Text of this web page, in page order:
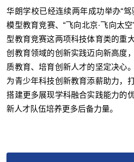
华朗学校已经连续两年成功举办“
模型教育竞赛、“飞向北京·飞向太
型教育竞赛这两项科技体育类的重
创教育领域的创新实践迈向新高度
质教育、培育创新人才的坚定决心
为青少年科技创新教育添薪助力，
搭建更多展现学科融合实践能力的
新人才队伍培养更多后备力量。